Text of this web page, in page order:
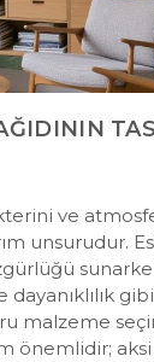
ve
unsurudur.
dayanıklılık
malzeme
önemlidir;